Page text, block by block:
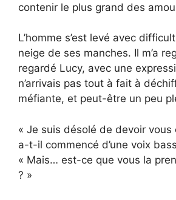
contenir le plus grand des
L’homme s’est levé avec
neige de ses manches. Il m’a
regardé Lucy, avec une
n’arrivais pas tout à fait à
méfiante, et peut-être un peu
« Je suis désolé de devoir vous
a-t-il commencé d’une voix
« Mais… est-ce que vous la
? »